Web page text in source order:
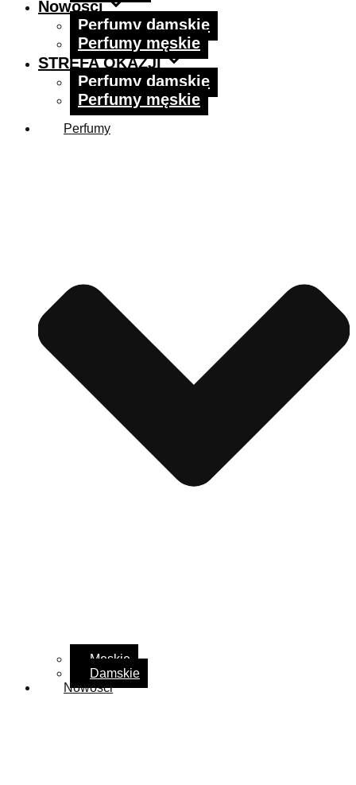
Nowości
Perfumy damskie
Perfumy męskie
STREFA OKAZJI
Perfumy damskie
Perfumy męskie
Perfumy
Męskie
Damskie
Nowości